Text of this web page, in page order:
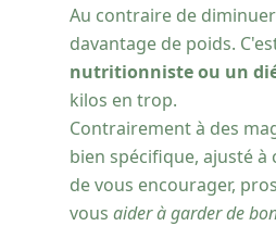
Au contraire de
davantage de poids.
nutritionniste ou un
kilos en trop.
Contrairement à des
bien spécifique, ajusté
de vous encourager,
vous aider à garder de